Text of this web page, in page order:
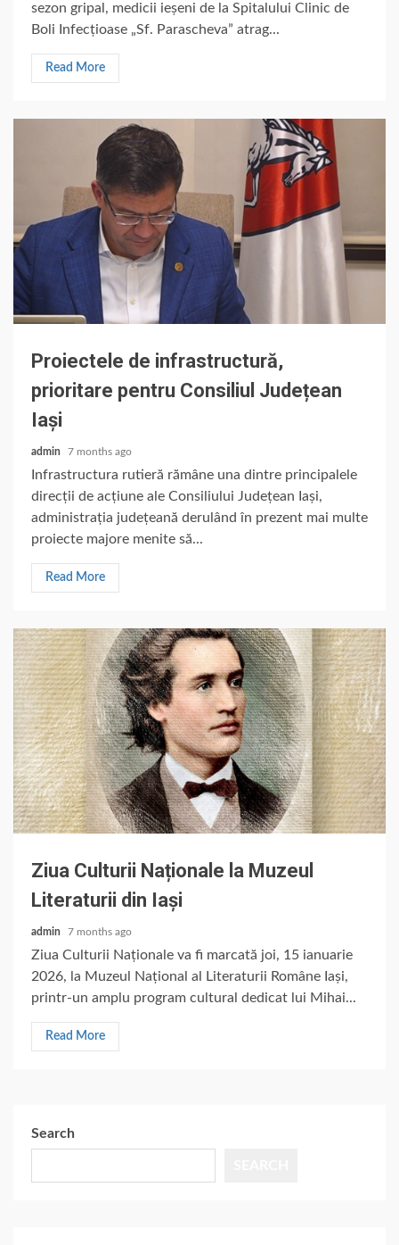
sezon gripal, medicii ieșeni de la Spitalului Clinic de
Boli Infecțioase „Sf. Parascheva” atrag...
Read More
Proiectele de infrastructură,
prioritare pentru Consiliul Județean
Iași
admin 7 months ago
Infrastructura rutieră rămâne una dintre principalele
direcții de acțiune ale Consiliului Județean Iași,
administrația județeană derulând în prezent mai multe
proiecte majore menite să...
Read More
Ziua Culturii Naționale la Muzeul
Literaturii din Iași
admin 7 months ago
Ziua Culturii Naționale va fi marcată joi, 15 ianuarie
2026, la Muzeul Național al Literaturii Române Iași,
printr-un amplu program cultural dedicat lui Mihai...
Read More
Search